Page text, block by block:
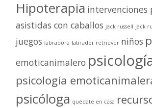
Hipoterapia intervenciones
asistidas con caballos jack russell jack
juegos labradora labrador retriever niños
emoticanimalero
psicología
psicóloga quédate en casa